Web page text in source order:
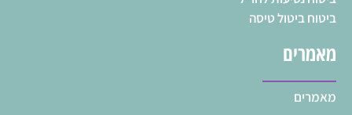
ביטוח ביטול טיסה
מאמרים
מאמרים